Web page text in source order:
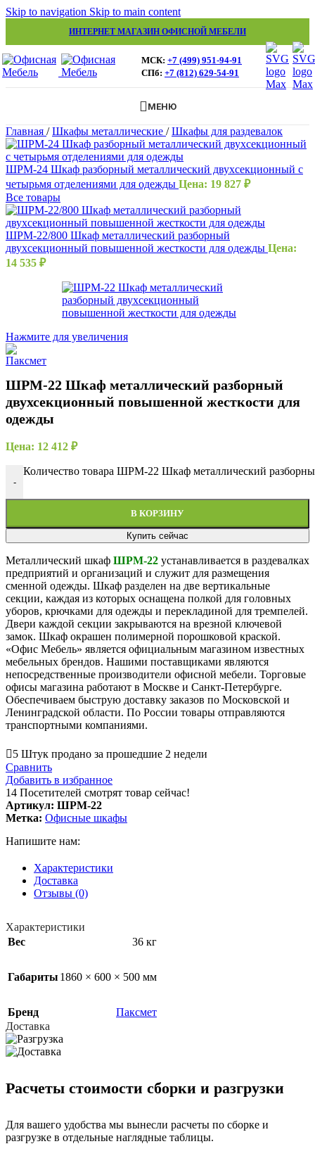
Skip to navigation Skip to main content
ИНТЕРНЕТ МАГАЗИН ОФИСНОЙ МЕБЕЛИ
МСК: +7 (499) 951-94-91
СПб: +7 (812) 629-54-91
МЕНЮ
Главная / Шкафы металлические / Шкафы для раздевалок
ШРМ-24 Шкаф разборный металлический двухсекционный с
четырьмя отделениями для одежды Цена: 19 827 ₽
Все товары
ШРМ-22/800 Шкаф металлический разборный
двухсекционный повышенной жесткости для одежды Цена:
14 535 ₽
Нажмите для увеличения
ШРМ-22 Шкаф металлический разборный
двухсекционный повышенной жесткости для
одежды
Цена: 12 412 ₽
-
Количество товара ШРМ-22 Шкаф металлический
В КОРЗИНУ
Купить сейчас
Металлический шкаф ШРМ-22 устанавливается в раздевалках
предприятий и организаций и служит для размещения
сменной одежды. Шкаф разделен на две вертикальные
секции, каждая из которых оснащена полкой для головных
уборов, крючками для одежды и перекладиной для тремпелей.
Двери каждой секции закрываются на врезной ключевой
замок. Шкаф окрашен полимерной порошковой краской.
«Офис Мебель» является официальным магазином известных
мебельных брендов. Нашими поставщиками являются
непосредственные производители офисной мебели. Торговые
офисы магазина работают в Москве и Санкт-Петербурге.
Обеспечиваем быструю доставку заказов по Московской и
Ленинградской области. По России товары отправляются
транспортными компаниями.
5 Штук продано за прошедшие 2 недели
Сравнить
Добавить в избранное
14 Посетителей смотрят товар сейчас!
Артикул: ШРМ-22
Метка: Офисные шкафы
Напишите нам:
Характеристики
Доставка
Отзывы (0)
Характеристики
Вес
36 кг
Габариты 1860 × 600 × 500 мм
Бренд
Паксмет
Доставка
Расчеты стоимости сборки и разгрузки
Для вашего удобства мы вынесли расчеты по сборке и
разгрузке в отдельные наглядные таблицы.